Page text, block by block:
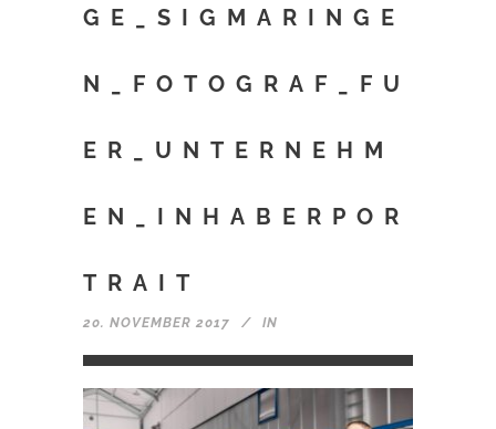
GE_SIGMARINGE
N_FOTOGRAF_FU
ER_UNTERNEHM
EN_INHABERPOR
TRAIT
20. NOVEMBER 2017 IN